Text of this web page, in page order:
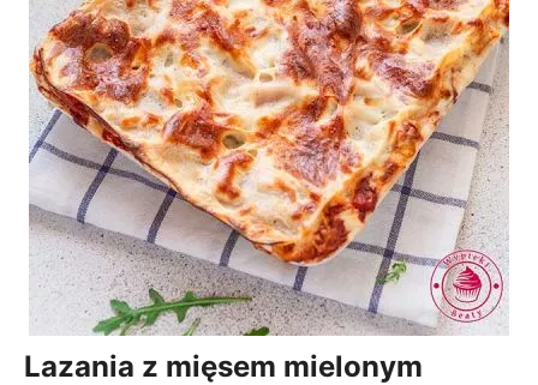
Lazania z mięsem mielonym